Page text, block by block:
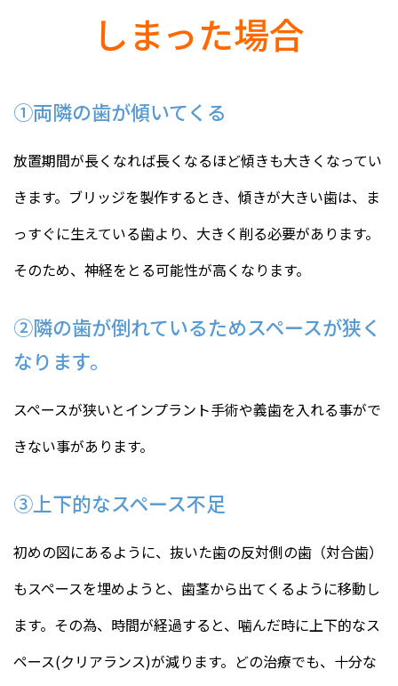
しまった場合
①両隣の歯が傾いてくる
放置期間が長くなれば長くなるほど傾きも大きくなってい
きます。ブリッジを製作するとき、傾きが大きい歯は、ま
っすぐに生えている歯より、大きく削る必要があります。
そのため、神経をとる可能性が高くなります。
②隣の歯が倒れているためスペースが狭く
なります。
スペースが狭いとインプラント手術や義歯を入れる事がで
きない事があります。
③上下的なスペース不足
初めの図にあるように、抜いた歯の反対側の歯（対合歯）
もスペースを埋めようと、歯茎から出てくるように移動し
ます。その為、時間が経過すると、噛んだ時に上下的なス
ペース(クリアランス)が減ります。どの治療でも、十分な